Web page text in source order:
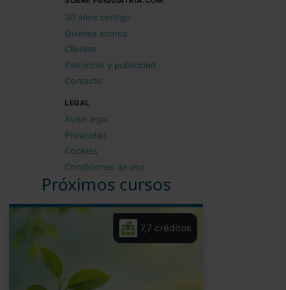
Próximos cursos
7,7 créditos
30 años contigo
Quiénes somos
Clientes
Patrocinio y publicidad
Contacto
LEGAL
Aviso legal
Privacidad
Cookies
Condiciones de uso